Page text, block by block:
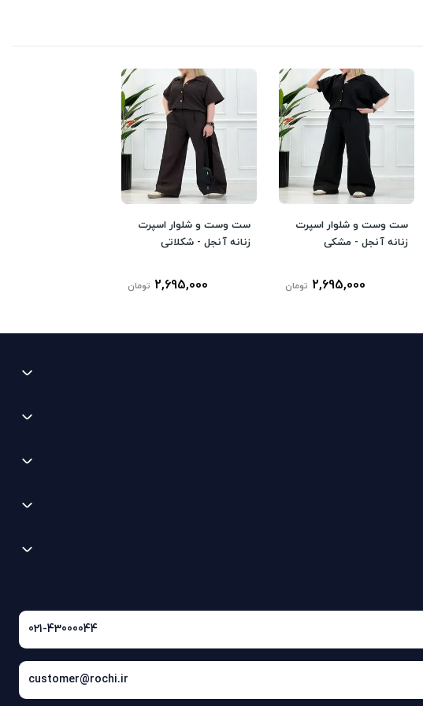
ست وست و شلوار اسپرت
زنانه آنجل - مشکی
2,695,000 تومان
ست وست و شلوار اسپرت
زنانه آنجل - شکلاتی
2,695,000 تومان
021-43000044
customer@rochi.ir